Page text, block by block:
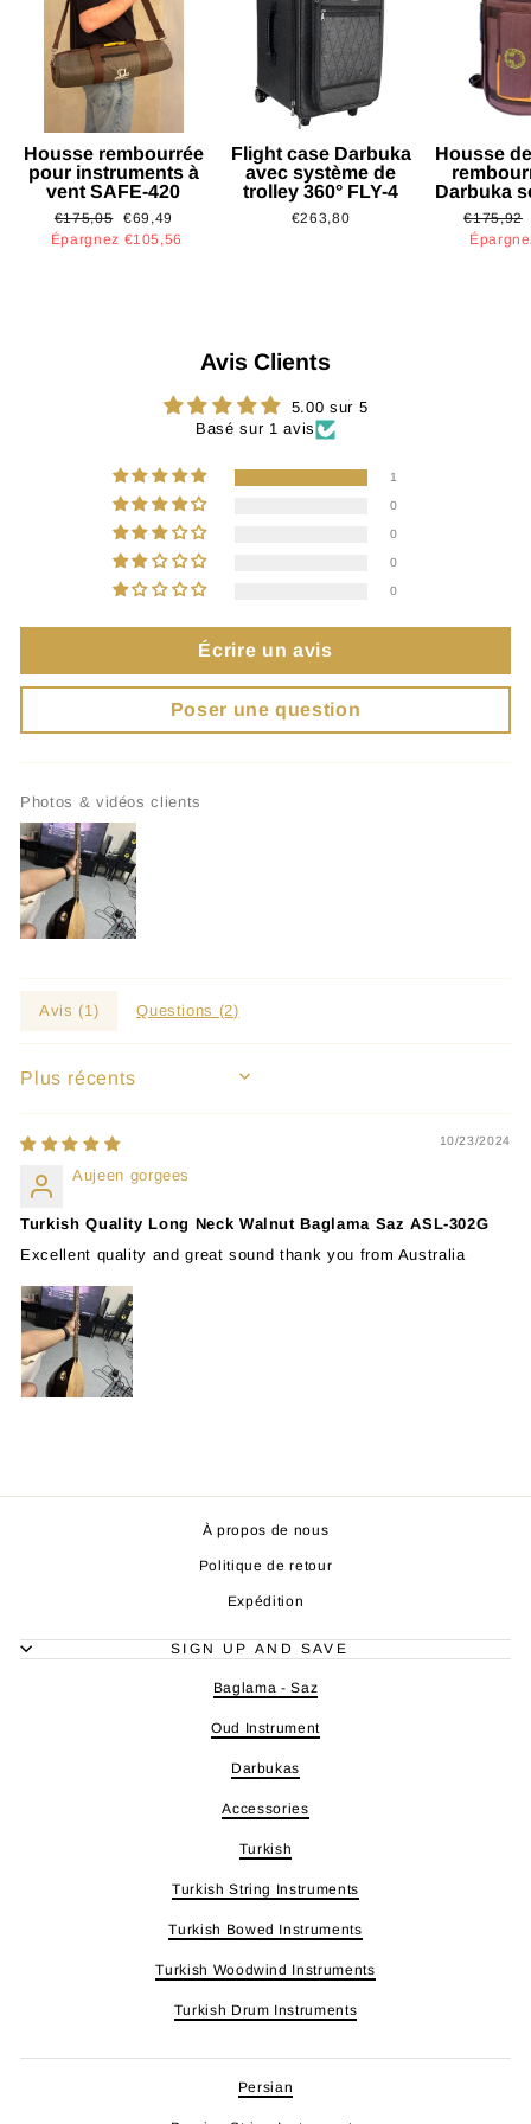
Housse rembourrée
pour instruments à
vent SAFE-420
Prix
régulier
€175,05
Prix
réduit
€69,49
Épargnez €105,56
Flight case Darbuka
avec système de
trolley 360° FLY-4
€263,80
Housse
Darbuka
Prix
régulier
€175,92
Avis Clients
5.00 sur 5
Basé sur 1 avis
1
0
0
0
0
Écrire un avis
Poser une question
Photos & vidéos clients
Avis (1 ) Questions (2)
SORT BY
10/23/2024
Aujeen gorgees
Turkish Quality Long Neck Walnut Baglama Saz ASL-302G
Excellent quality and great sound thank you from Australia
À propos de nous
Politique de retour
Expédition
SIGN UP AND SAVE
Baglama - Saz
Oud Instrument
Darbukas
Accessories
Turkish
Turkish String Instruments
Turkish Bowed Instruments
Turkish Woodwind Instruments
Turkish Drum Instruments
Persian